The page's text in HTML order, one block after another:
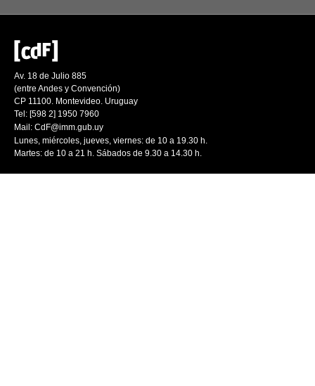
Av. 18 de Julio 885
(entre Andes y Convención)
CP 11100. Montevideo. Uruguay
Tel: [598 2] 1950 7960
Mail: CdF@imm.gub.uy
Lunes, miércoles, jueves, viernes: de 10 a 19.30 h.
Martes: de 10 a 21 h. Sábados de 9.30 a 14.30 h.